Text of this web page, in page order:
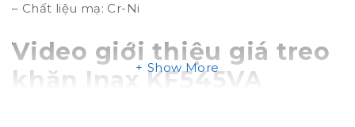
– Chất liệu mạ: Cr-Ni
Video giới thiệu giá treo
khăn Inax KF545VA
Show More